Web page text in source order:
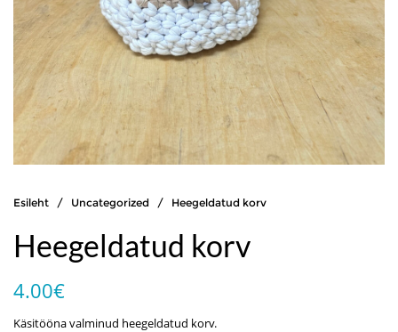
Esileht / Uncategorized / Heegeldatud korv
Heegeldatud korv
4.00€
Käsitööna valminud heegeldatud korv.